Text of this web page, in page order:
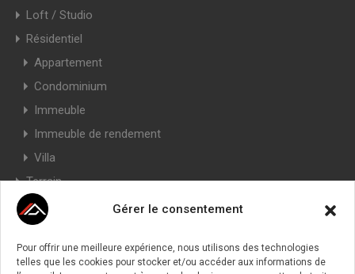
Gérer le consentement
Pour offrir une meilleure expérience, nous utilisons des technologies
telles que les cookies pour stocker et/ou accéder aux informations de
Loft / Studio
Résidentiel
Appartement
Condominium
Immeuble
Immeuble de rendement
Villa
Terrain
Villa jumelle
Horaires